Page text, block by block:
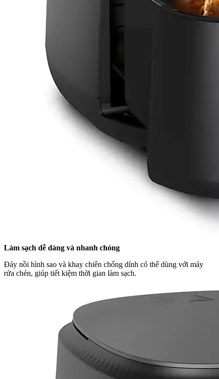
Làm sạch dễ dàng và nhanh chóng
Đáy nồi hình sao và khay chiên chống dính có thể dùng với máy
rửa chén, giúp tiết kiệm thời gian làm sạch.